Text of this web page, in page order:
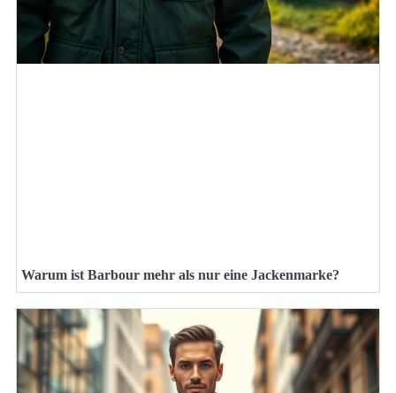
Warum ist Barbour mehr als nur eine Jackenmarke?